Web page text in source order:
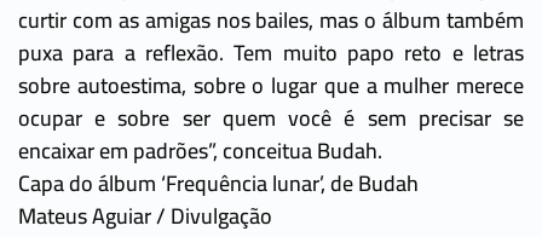
curtir com as amigas nos bailes, mas o álbum também
puxa para a reflexão. Tem muito papo reto e letras
sobre autoestima, sobre o lugar que a mulher merece
ocupar e sobre ser quem você é sem precisar se
encaixar em padrões”, conceitua Budah.
Capa do álbum ‘Frequência lunar’, de Budah
Mateus Aguiar / Divulgação